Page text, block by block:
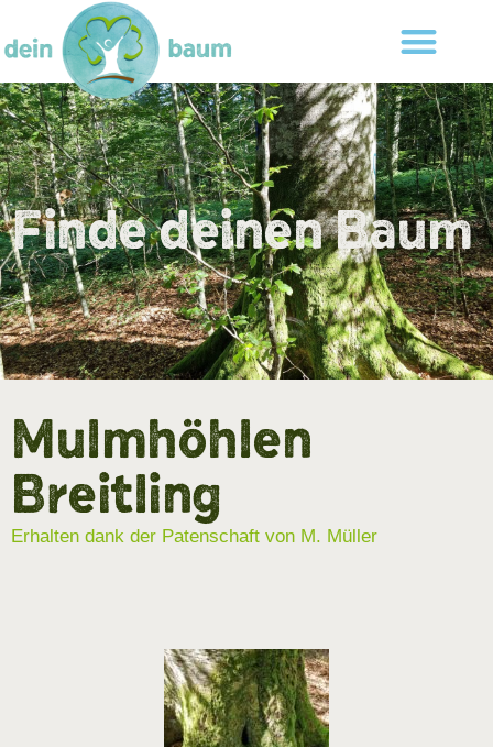
Finde deinen Baum
Mulmhöhlen
Breitling
Erhalten dank der Patenschaft von M. Müller